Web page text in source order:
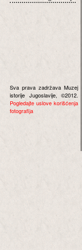
Sva prava zadržava Muzej
istorije Jugoslavije, ©2012.
Pogledajte uslove korišćenja
fotografija